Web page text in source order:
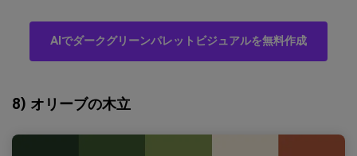
AIでダークグリーンパレットビジュアルを無料作成
8) オリーブの木立